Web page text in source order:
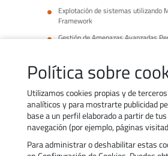
Política sobre
Utilizamos cookies propias y de
analíticos y para mostrarte publicidad
base a un perfil elaborado a partir de
navegación (por ejemplo, páginas
Para administrar o deshabilitar estas
Explotación de sistemas utilizando
Framework
Gestión de Amenazas Avanzadas
Curso Introducción a Python
Contacto Trabaja